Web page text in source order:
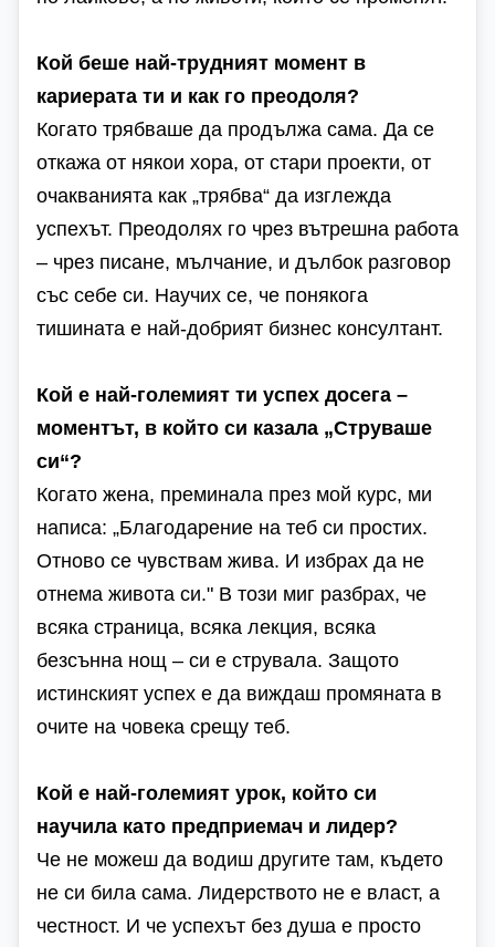
Кой беше най-трудният момент в
кариерата ти и как го преодоля?
Когато трябваше да продължа сама. Да се
откажа от някои хора, от стари проекти, от
очакванията как „трябва“ да изглежда
успехът. Преодолях го чрез вътрешна работа
– чрез писане, мълчание, и дълбок разговор
със себе си. Научих се, че понякога
тишината е най-добрият бизнес консултант.
Кой е най-големият ти успех досега –
моментът, в който си казала „Струваше
си“?
Когато жена, преминала през мой курс, ми
написа: „Благодарение на теб си простих.
Отново се чувствам жива. И избрах да не
отнема живота си." В този миг разбрах, че
всяка страница, всяка лекция, всяка
безсънна нощ – си е струвала. Защото
истинският успех е да виждаш промяната в
очите на човека срещу теб.
Кой е най-големият урок, който си
научила като предприемач и лидер?
Че не можеш да водиш другите там, където
не си била сама. Лидерството не е власт, а
честност. И че успехът без душа е просто